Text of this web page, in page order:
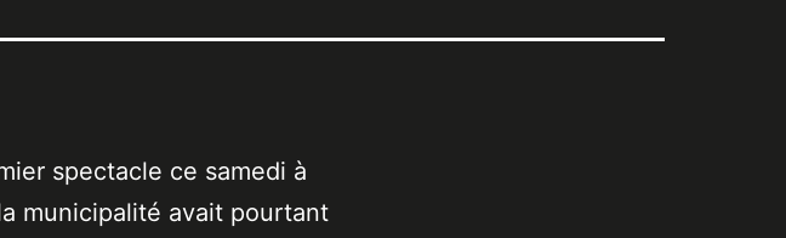
spectacle ce samedi à
municipalité avait pourtant